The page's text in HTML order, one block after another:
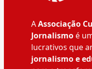
AAssociação
Jornalismoé
lucrativos que
jornalismo e